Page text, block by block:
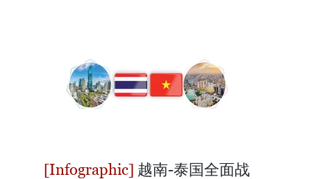
越南-泰国全面战